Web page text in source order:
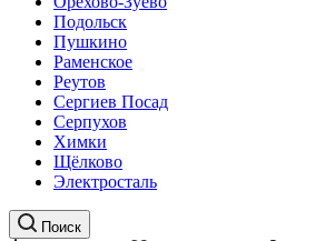
Подольск
Пушкино
Раменское
Реутов
Сергиев Посад
Серпухов
Химки
Щёлково
Электросталь
Поиск